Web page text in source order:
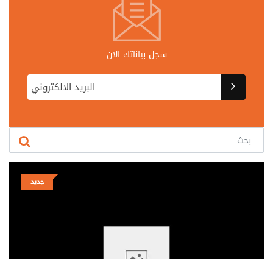
سجل بياناتك الان
جديد